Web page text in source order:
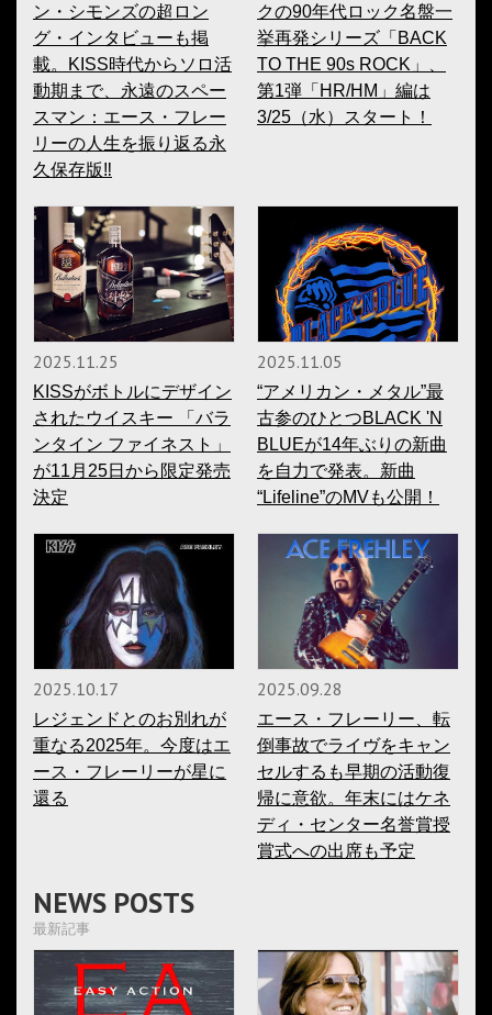
ン・シモンズの超ロン
グ・インタビューも掲
載。KISS時代からソロ活
動期まで、永遠のスペー
スマン：エース・フレー
リーの人生を振り返る永
久保存版‼
クの90年代ロック名盤一
挙再発シリーズ「BACK
TO THE 90s ROCK」、
第1弾「HR/HM」編は
3/25（水）スタート！
2025.11.25
KISSがボトルにデザイン
されたウイスキー 「バラ
ンタイン ファイネスト」
が11月25日から限定発売
決定
2025.11.05
“アメリカン・メタル”最
古参のひとつBLACK 'N
BLUEが14年ぶりの新曲
を自力で発表。新曲
“Lifeline”のMVも公開！
2025.10.17
レジェンドとのお別れが
重なる2025年。今度はエ
ース・フレーリーが星に
還る
2025.09.28
エース・フレーリー、転
倒事故でライヴをキャン
セルするも早期の活動復
帰に意欲。年末にはケネ
ディ・センター名誉賞授
賞式への出席も予定
NEWS POSTS
最新記事